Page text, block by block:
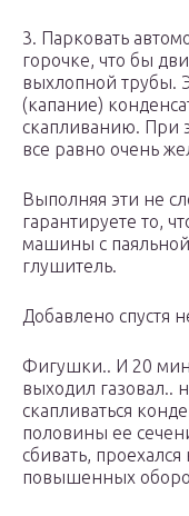
3. Парковать
горочке, что бы
выхлопной трубы.
(капание)
скапливанию. При
все равно очень
Выполняя эти не
гарантируете то,
машины с
глушитель.
Добавлено спустя
Фигушки.. И 20
выходил газовал..
скапливаться
половины ее
сбивать,
повышенных